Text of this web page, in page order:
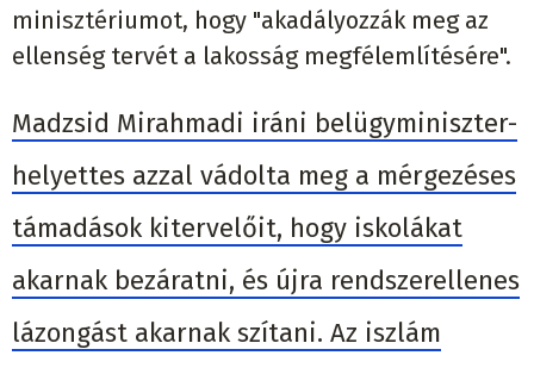
minisztériumot, hogy "akadályozzák meg az
ellenség tervét a lakosság megfélemlítésére".
Madzsid Mirahmadi iráni belügyminiszter-
helyettes azzal vádolta meg a mérgezéses
támadások kitervelőit, hogy iskolákat
akarnak bezáratni, és újra rendszerellenes
lázongást akarnak szítani. Az iszlám